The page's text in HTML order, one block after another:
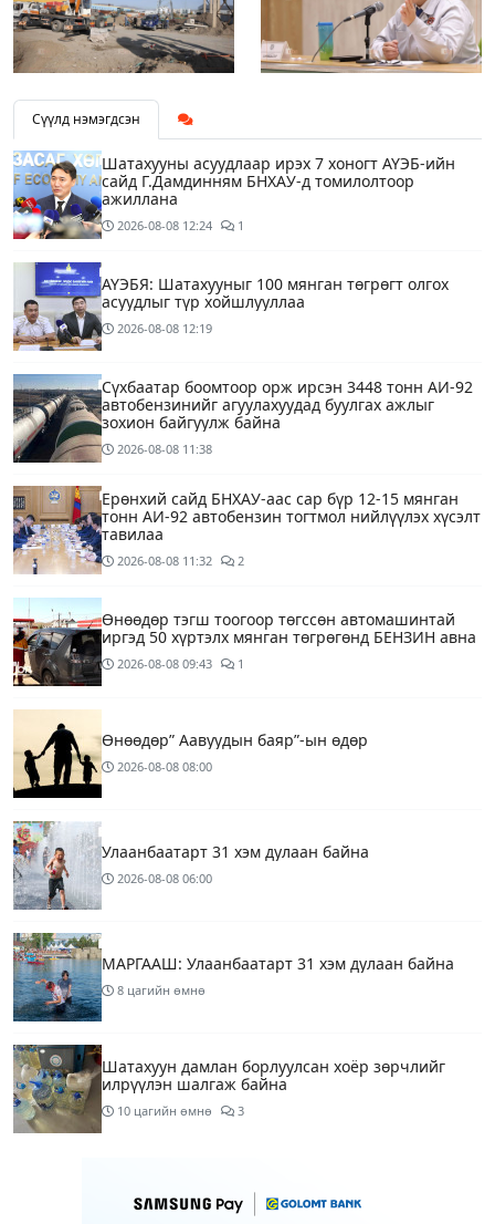
Сүүлд нэмэгдсэн
Шатахууны асуудлаар ирэх 7 хоногт АҮЭБ-ийн
сайд Г.Дамдинням БНХАУ-д томилолтоор
ажиллана
2026-08-08 12:24 1
АҮЭБЯ: Шатахууныг 100 мянган төгрөгт олгох
асуудлыг түр хойшлууллаа
2026-08-08 12:19
Сүхбаатар боомтоор орж ирсэн 3448 тонн АИ-92
автобензинийг агуулахуудад буулгах ажлыг
зохион байгуулж байна
2026-08-08 11:38
Ерөнхий сайд БНХАУ-аас сар бүр 12-15 мянган
тонн АИ-92 автобензин тогтмол нийлүүлэх хүсэлт
тавилаа
2026-08-08 11:32 2
Өнөөдөр тэгш тоогоор төгссөн автомашинтай
иргэд 50 хүртэлх мянган төгрөгөнд БЕНЗИН авна
2026-08-08 09:43 1
Өнөөдөр” Аавуудын баяр”-ын өдөр
2026-08-08 08:00
Улаанбаатарт 31 хэм дулаан байна
2026-08-08 06:00
МАРГААШ: Улаанбаатарт 31 хэм дулаан байна
8 цагийн өмнө
Шатахуун дамлан борлуулсан хоёр зөрчлийг
илрүүлэн шалгаж байна
10 цагийн өмнө 3
урьдчилсан төлөв